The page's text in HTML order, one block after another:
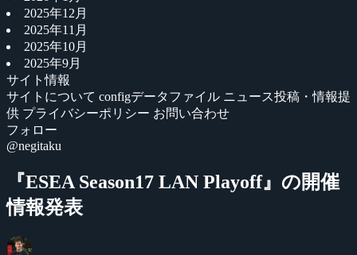
2025年12月
2025年11月
2025年10月
2025年9月
サイト情報
サイトについて configデータファイル ニュース投稿・情報提
供 プライバシーポリシー お問い合わせ
フォロー
@negitaku
『ESEA Season17 LAN Playoff』の開催
情報発表